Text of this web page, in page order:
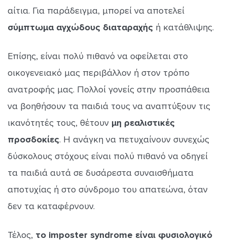
αίτια. Για παράδειγμα, μπορεί να αποτελεί
σύμπτωμα αγχώδους διαταραχής ή κατάθλιψης.
Επίσης, είναι πολύ πιθανό να οφείλεται στο
οικογενειακό μας περιβάλλον ή στον τρόπο
ανατροφής μας. Πολλοί γονείς στην προσπάθεια
να βοηθήσουν τα παιδιά τους να αναπτύξουν τις
ικανότητές τους, θέτουν μη ρεαλιστικές
προσδοκίες. Η ανάγκη να πετυχαίνουν συνεχώς
δύσκολους στόχους είναι πολύ πιθανό να οδηγεί
τα παιδιά αυτά σε δυσάρεστα συναισθήματα
αποτυχίας ή στο σύνδρομο του απατεώνα, όταν
δεν τα καταφέρνουν.
Τέλος, το imposter syndrome είναι φυσιολογικό